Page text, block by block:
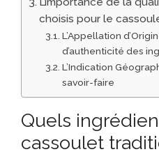
choisis pour le
L’Appellation
d’authenticité des
L’Indication
savoir-faire
Quels
cassoulet